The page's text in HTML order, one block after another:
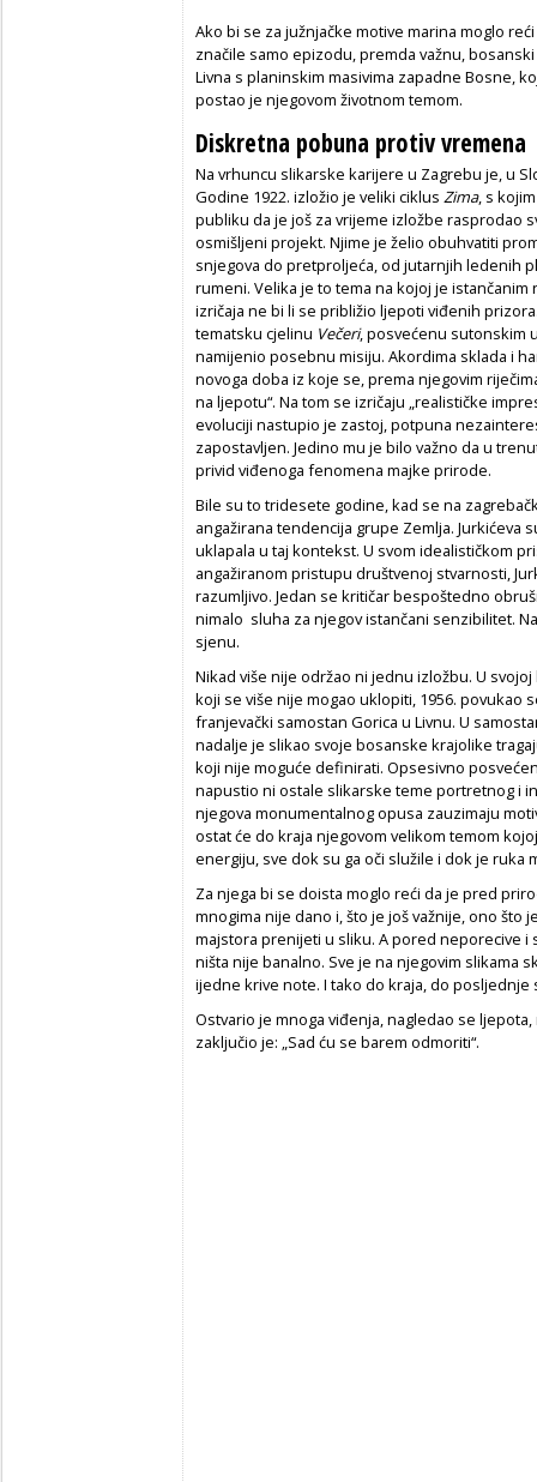
Ako bi se za južnjačke motive marina moglo
značile samo epizodu, premda važnu,
Livna s planinskim masivima zapadne Bosne,
postao je njegovom životnom temom.
Diskretna pobuna protiv vremena
Na vrhuncu slikarske karijere u Zagrebu je, u
Godine 1922. izložio je veliki ciklus Zima, s
publiku da je još za vrijeme izložbe rasprodao
osmišljeni projekt. Njime je želio obuhvatiti
snjegova do pretproljeća, od jutarnjih ledenih
rumeni. Velika je to tema na kojoj je
izričaja ne bi li se približio ljepoti viđenih
tematsku cjelinu Večeri, posvećenu sutonskim
namijenio posebnu misiju. Akordima sklada i
novoga doba iz koje se, prema njegovim
na ljepotu“. Na tom se izričaju „realističke
evoluciji nastupio je zastoj, potpuna
zapostavljen. Jedino mu je bilo važno da u
privid viđenoga fenomena majke prirode.
Bile su to tridesete godine, kad se na
angažirana tendencija grupe Zemlja. Jurkićeva
uklapala u taj kontekst. U svom idealističkom
angažiranom pristupu društvenoj stvarnosti,
razumljivo. Jedan se kritičar bespoštedno
nimalo sluha za njegov istančani senzibilitet.
sjenu.
Nikad više nije održao ni jednu izložbu. U
koji se više nije mogao uklopiti, 1956.
franjevački samostan Gorica u Livnu. U
nadalje je slikao svoje bosanske krajolike
koji nije moguće definirati. Opsesivno
napustio ni ostale slikarske teme portretnog i
njegova monumentalnog opusa zauzimaju
ostat će do kraja njegovom velikom temom
energiju, sve dok su ga oči služile i dok je ruka
Za njega bi se doista moglo reći da je pred
mnogima nije dano i, što je još važnije, ono
majstora prenijeti u sliku. A pored neporecive i
ništa nije banalno. Sve je na njegovim slikama
ijedne krive note. I tako do kraja, do posljednje
Ostvario je mnoga viđenja, nagledao se
zaključio je: „Sad ću se barem odmoriti“.